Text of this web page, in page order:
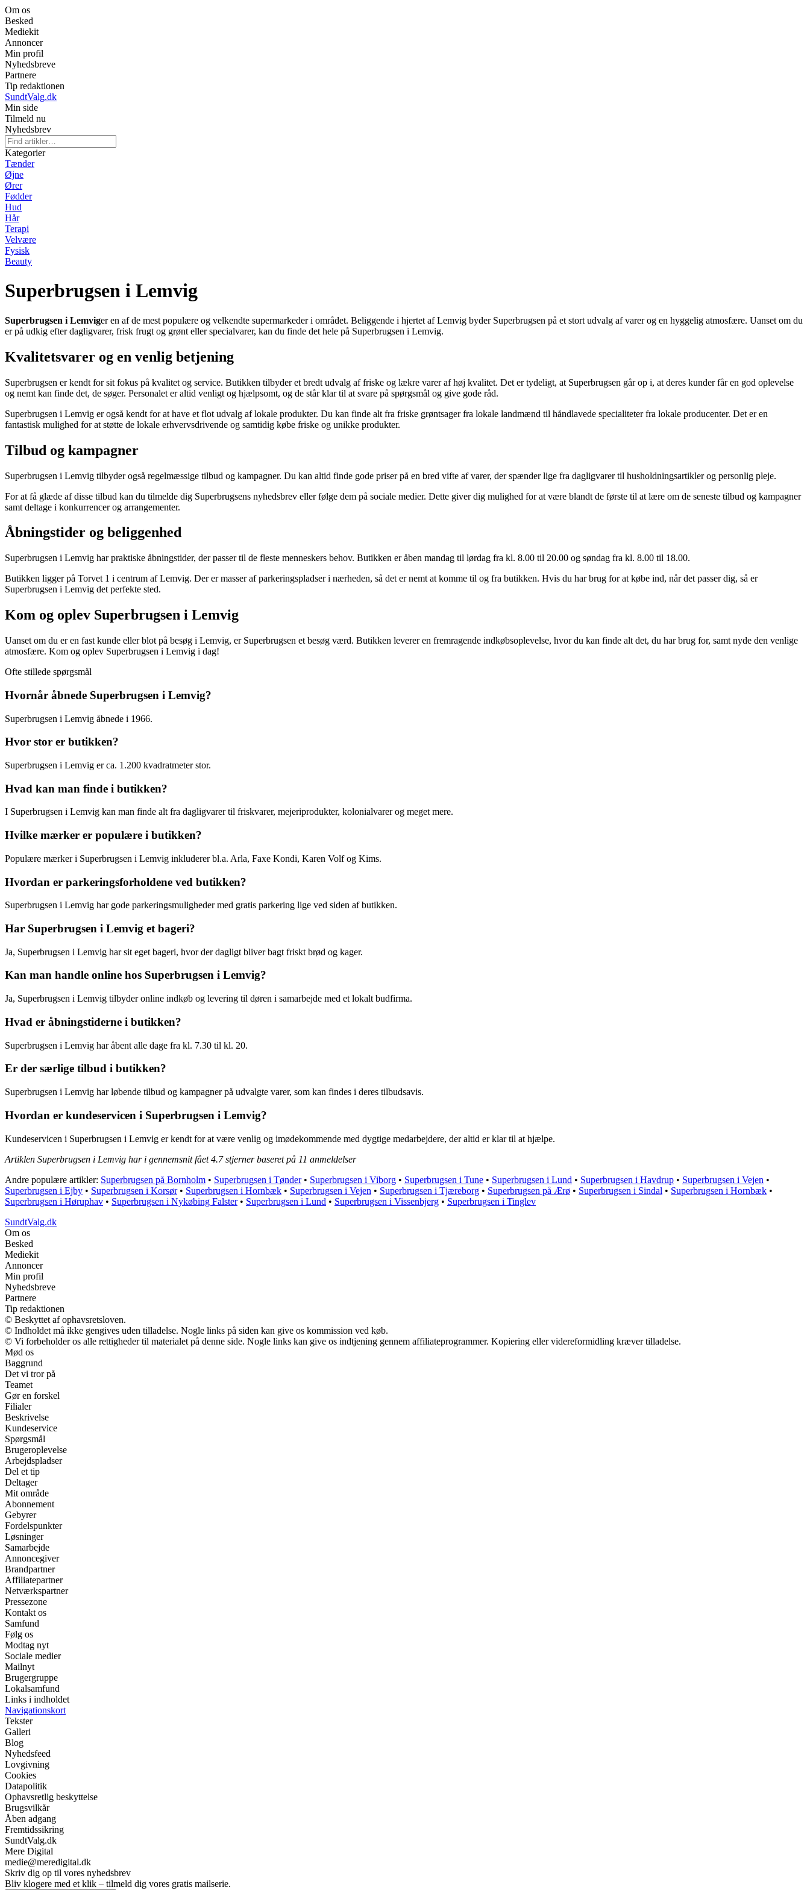
Om os
Besked
Mediekit
Annoncer
Min profil
Nyhedsbreve
Partnere
Tip redaktionen
SundtValg.dk
Min side
Tilmeld nu
Nyhedsbrev
Kategorier
Tænder
Øjne
Ører
Fødder
Hud
Hår
Terapi
Velvære
Fysisk
Beauty
Superbrugsen i Lemvig
Superbrugsen i Lemviger en af de mest populære og velkendte supermarkeder i området. Beliggende i hjertet af Lemvig byder Superbrugsen på et stort udvalg af varer og en hyggelig atmosfære. Uanset om du
er på udkig efter dagligvarer, frisk frugt og grønt eller specialvarer, kan du finde det hele på Superbrugsen i Lemvig.
Kvalitetsvarer og en venlig betjening
Superbrugsen er kendt for sit fokus på kvalitet og service. Butikken tilbyder et bredt udvalg af friske og lækre varer af høj kvalitet. Det er tydeligt, at Superbrugsen går op i, at deres kunder får en god oplevelse
og nemt kan finde det, de søger. Personalet er altid venligt og hjælpsomt, og de står klar til at svare på spørgsmål og give gode råd.
Superbrugsen i Lemvig er også kendt for at have et flot udvalg af lokale produkter. Du kan finde alt fra friske grøntsager fra lokale landmænd til håndlavede specialiteter fra lokale producenter. Det er en
fantastisk mulighed for at støtte de lokale erhvervsdrivende og samtidig købe friske og unikke produkter.
Tilbud og kampagner
Superbrugsen i Lemvig tilbyder også regelmæssige tilbud og kampagner. Du kan altid finde gode priser på en bred vifte af varer, der spænder lige fra dagligvarer til husholdningsartikler og personlig pleje.
For at få glæde af disse tilbud kan du tilmelde dig Superbrugsens nyhedsbrev eller følge dem på sociale medier. Dette giver dig mulighed for at være blandt de første til at lære om de seneste tilbud og kampagner
samt deltage i konkurrencer og arrangementer.
Åbningstider og beliggenhed
Superbrugsen i Lemvig har praktiske åbningstider, der passer til de fleste menneskers behov. Butikken er åben mandag til lørdag fra kl. 8.00 til 20.00 og søndag fra kl. 8.00 til 18.00.
Butikken ligger på Torvet 1 i centrum af Lemvig. Der er masser af parkeringspladser i nærheden, så det er nemt at komme til og fra butikken. Hvis du har brug for at købe ind, når det passer dig, så er
Superbrugsen i Lemvig det perfekte sted.
Kom og oplev Superbrugsen i Lemvig
Uanset om du er en fast kunde eller blot på besøg i Lemvig, er Superbrugsen et besøg værd. Butikken leverer en fremragende indkøbsoplevelse, hvor du kan finde alt det, du har brug for, samt nyde den venlige
atmosfære. Kom og oplev Superbrugsen i Lemvig i dag!
Ofte stillede spørgsmål
Hvornår åbnede Superbrugsen i Lemvig?
Superbrugsen i Lemvig åbnede i 1966.
Hvor stor er butikken?
Superbrugsen i Lemvig er ca. 1.200 kvadratmeter stor.
Hvad kan man finde i butikken?
I Superbrugsen i Lemvig kan man finde alt fra dagligvarer til friskvarer, mejeriprodukter, kolonialvarer og meget mere.
Hvilke mærker er populære i butikken?
Populære mærker i Superbrugsen i Lemvig inkluderer bl.a. Arla, Faxe Kondi, Karen Volf og Kims.
Hvordan er parkeringsforholdene ved butikken?
Superbrugsen i Lemvig har gode parkeringsmuligheder med gratis parkering lige ved siden af butikken.
Har Superbrugsen i Lemvig et bageri?
Ja, Superbrugsen i Lemvig har sit eget bageri, hvor der dagligt bliver bagt friskt brød og kager.
Kan man handle online hos Superbrugsen i Lemvig?
Ja, Superbrugsen i Lemvig tilbyder online indkøb og levering til døren i samarbejde med et lokalt budfirma.
Hvad er åbningstiderne i butikken?
Superbrugsen i Lemvig har åbent alle dage fra kl. 7.30 til kl. 20.
Er der særlige tilbud i butikken?
Superbrugsen i Lemvig har løbende tilbud og kampagner på udvalgte varer, som kan findes i deres tilbudsavis.
Hvordan er kundeservicen i Superbrugsen i Lemvig?
Kundeservicen i Superbrugsen i Lemvig er kendt for at være venlig og imødekommende med dygtige medarbejdere, der altid er klar til at hjælpe.
Artiklen Superbrugsen i Lemvig har i gennemsnit fået4.7stjerner baseret på 11 anmeldelser
Andre populære artikler: Superbrugsen på Bornholm • Superbrugsen i Tønder• Superbrugsen i Viborg • Superbrugsen i Tune • Superbrugsen i Lund • Superbrugsen i Havdrup • Superbrugsen i Vejen •
Superbrugsen i Ejby • Superbrugsen i Korsør• Superbrugsen i Hornbæk • Superbrugsen i Vejen • Superbrugsen i Tjæreborg • Superbrugsen på Ærø • Superbrugsen i Sindal • Superbrugsen i Hornbæk •
Superbrugsen i Høruphav • Superbrugsen i Nykøbing Falster• Superbrugsen i Lund • Superbrugsen i Vissenbjerg • Superbrugsen i Tinglev
SundtValg.dk
Om os
Besked
Mediekit
Annoncer
Min profil
Nyhedsbreve
Partnere
Tip redaktionen
© Beskyttet af ophavsretsloven.
© Indholdet må ikke gengives uden tilladelse. Nogle links på siden kan give os kommission ved køb.
© Vi forbeholder os alle rettigheder til materialet på denne side. Nogle links kan give os indtjening gennem affiliateprogrammer. Kopiering eller videreformidling kræver tilladelse.
Mød os
Baggrund
Det vi tror på
Teamet
Gør en forskel
Filialer
Beskrivelse
Kundeservice
Spørgsmål
Brugeroplevelse
Arbejdspladser
Del et tip
Deltager
Mit område
Abonnement
Gebyrer
Fordelspunkter
Løsninger
Samarbejde
Annoncegiver
Brandpartner
Affiliatepartner
Netværkspartner
Pressezone
Kontakt os
Samfund
Følg os
Modtag nyt
Sociale medier
Mailnyt
Brugergruppe
Lokalsamfund
Links i indholdet
Navigationskort
Tekster
Galleri
Blog
Nyhedsfeed
Lovgivning
Cookies
Datapolitik
Ophavsretlig beskyttelse
Brugsvilkår
Åben adgang
Fremtidssikring
SundtValg.dk
Mere Digital
medie@meredigital.dk
Skriv dig op til vores nyhedsbrev
Bliv klogere med et klik – tilmeld dig vores gratis mailserie.